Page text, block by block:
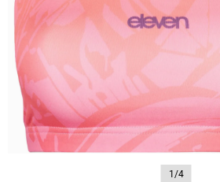
1/4